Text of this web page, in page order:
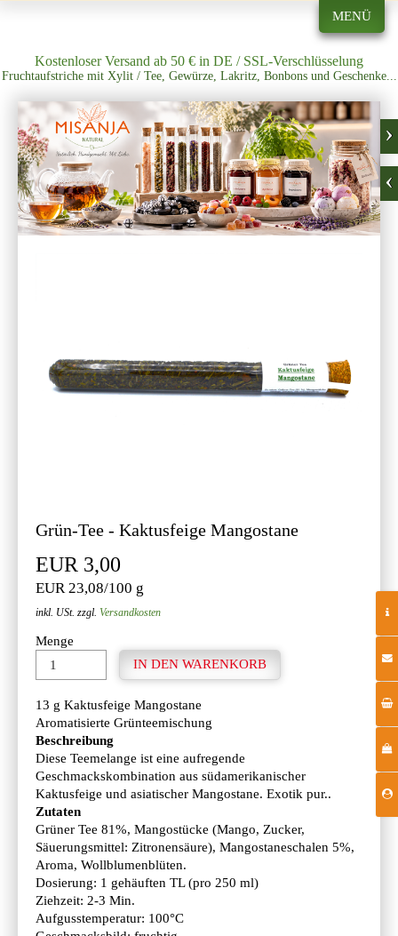
MENÜ
Kostenloser Versand ab 50 € in DE / SSL-Verschlüsselung
Fruchtaufstriche mit Xylit / Tee, Gewürze, Lakritz, Bonbons und Geschenke...
Grün-Tee - Kaktusfeige Mangostane
EUR 3,00
EUR 23,08/100 g
inkl. USt. zzgl. Versandkosten
Menge
13 g Kaktusfeige Mangostane
Aromatisierte Grünteemischung
Beschreibung
Diese Teemelange ist eine aufregende
Geschmackskombination aus südamerikanischer
Kaktusfeige und asiatischer Mangostane. Exotik pur..
Zutaten
Grüner Tee 81%, Mangostücke (Mango, Zucker,
Säuerungsmittel: Zitronensäure), Mangostaneschalen 5%,
Aroma, Wollblumenblüten.
Dosierung: 1 gehäuften TL (pro 250 ml)
Ziehzeit: 2-3 Min.
Aufgusstemperatur: 100°C